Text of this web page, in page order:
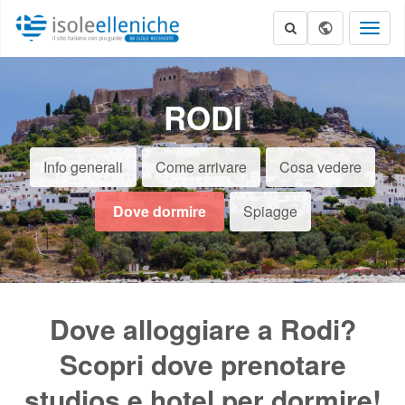
RODI
Info generali Come arrivare Cosa vedere
Dove dormire Spiagge
Dove alloggiare a Rodi?
Scopri dove prenotare